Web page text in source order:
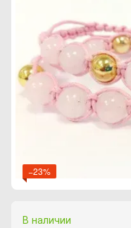
−23%
В наличии